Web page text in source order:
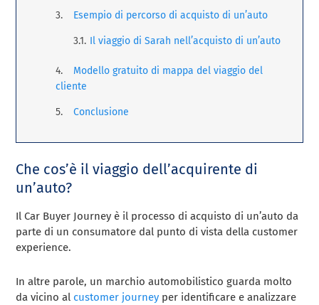
Esempio di percorso di acquisto di un’auto
Il viaggio di Sarah nell’acquisto di un’auto
Modello gratuito di mappa del viaggio del
cliente
Conclusione
Che cos’è il viaggio dell’acquirente di
un’auto?
Il Car Buyer Journey è il processo di acquisto di un’auto da
parte di un consumatore dal punto di vista della customer
experience.
In altre parole, un marchio automobilistico guarda molto
da vicino al customer journey per identificare e analizzare